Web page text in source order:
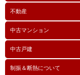
不動産
中古マンション
中古戸建
制振＆断熱について